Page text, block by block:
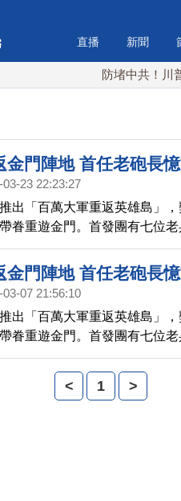
直播 新聞
防堵中共！川普
金門陣地 首任老砲長
03-23 22:23:27
出「百萬大軍重返英雄島」
眷重遊金門。首發團有七位
地擔任第一任砲長的蔡榮俊
目。
金門陣地 首任老砲長
03-07 21:56:10
出「百萬大軍重返英雄島」
眷重遊金門。首發團有七位
地擔任第一任砲長的蔡榮俊
目，現在就跟著我們的鏡頭，
< 1 >